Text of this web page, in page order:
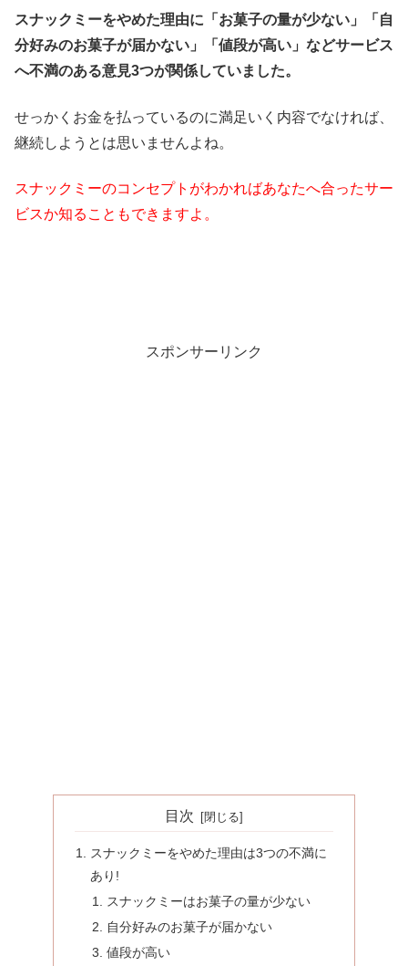
スナックミーをやめた理由に「お菓子の量が少ない」「自
分好みのお菓子が届かない」「値段が高い」などサービス
へ不満のある意見3つが関係していました。
せっかくお金を払っているのに満足いく内容でなければ、
継続しようとは思いませんよね。
スナックミーのコンセプトがわかればあなたへ合ったサー
ビスか知ることもできますよ。
スポンサーリンク
目次
スナックミーをやめた理由は3つの不満に
あり!
スナックミーはお菓子の量が少ない
自分好みのお菓子が届かない
値段が高い